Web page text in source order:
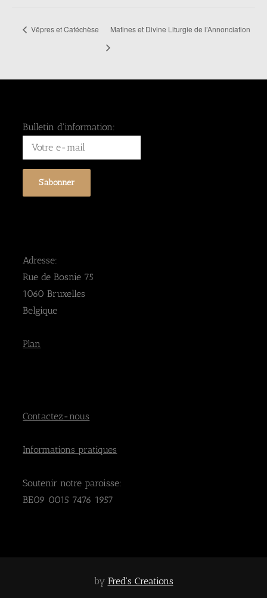
Vêpres et Catéchèse Matines et Divine Liturgie de l’Annonciation
Bulletin d'information:
Adresse:
Rue de Bosnie 75
1060 Bruxelles
Belgique
Plan
Contactez-nous
Informations pratiques
Soutenir notre paroisse:
BE09 0015 7476 1957
by Fred's Creations